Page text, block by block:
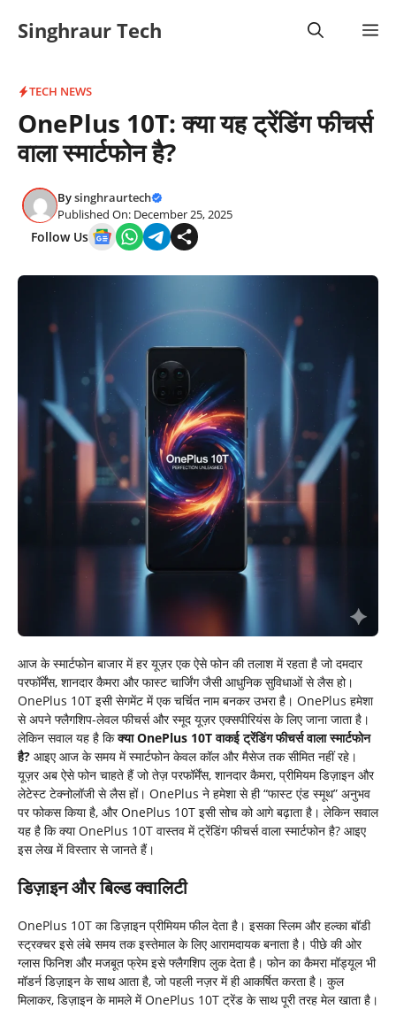
Singhraur Tech
TECH NEWS
OnePlus 10T: क्या यह ट्रेंडिंग फीचर्स
वाला स्मार्टफोन है?
Bysinghraurtech
Published On: December 25, 2025
Follow Us
आज के स्मार्टफोन बाजार में हर यूज़र एक ऐसे फोन की तलाश में रहता है जो दमदार
परफॉर्मेंस, शानदार कैमरा और फास्ट चार्जिंग जैसी आधुनिक सुविधाओं से लैस हो।
OnePlus 10T इसी सेगमेंट में एक चर्चित नाम बनकर उभरा है। OnePlus हमेशा
से अपने फ्लैगशिप-लेवल फीचर्स और स्मूद यूज़र एक्सपीरियंस के लिए जाना जाता है।
लेकिन सवाल यह है किक्या OnePlus 10T वाकई ट्रेंडिंग फीचर्स वाला स्मार्टफोन
है? आइए आज के समय में स्मार्टफोन केवल कॉल और मैसेज तक सीमित नहीं रहे।
यूज़र अब ऐसे फोन चाहते हैं जो तेज़ परफॉर्मेंस, शानदार कैमरा, प्रीमियम डिज़ाइन और
लेटेस्ट टेक्नोलॉजी से लैस हों। OnePlus ने हमेशा से ही “फास्ट एंड स्मूथ” अनुभव
पर फोकस किया है, और OnePlus 10T इसी सोच को आगे बढ़ाता है। लेकिन सवाल
यह है कि क्या OnePlus 10T वास्तव में ट्रेंडिंग फीचर्स वाला स्मार्टफोन है? आइए
इस लेख में विस्तार से जानते हैं।
डिज़ाइन और बिल्ड क्वालिटी
OnePlus 10T का डिज़ाइन प्रीमियम फील देता है। इसका स्लिम और हल्का बॉडी
स्ट्रक्चर इसे लंबे समय तक इस्तेमाल के लिए आरामदायक बनाता है। पीछे की ओर
ग्लास फिनिश और मजबूत फ्रेम इसे फ्लैगशिप लुक देता है। फोन का कैमरा मॉड्यूल भी
मॉडर्न डिज़ाइन के साथ आता है, जो पहली नज़र में ही आकर्षित करता है। कुल
मिलाकर, डिज़ाइन के मामले में OnePlus 10T ट्रेंड के साथ पूरी तरह मेल खाता है।